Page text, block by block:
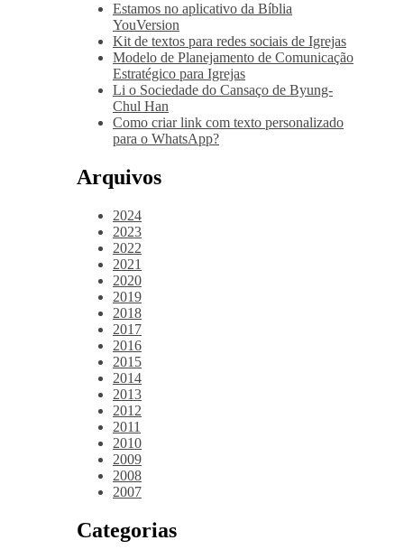
Estamos no aplicativo da Bíblia
YouVersion
Kit de textos para redes sociais de Igrejas
Modelo de Planejamento de Comunicação
Estratégico para Igrejas
Li o Sociedade do Cansaço de Byung-
Chul Han
Como criar link com texto personalizado
para o WhatsApp?
Arquivos
2024
2023
2022
2021
2020
2019
2018
2017
2016
2015
2014
2013
2012
2011
2010
2009
2008
2007
Categorias